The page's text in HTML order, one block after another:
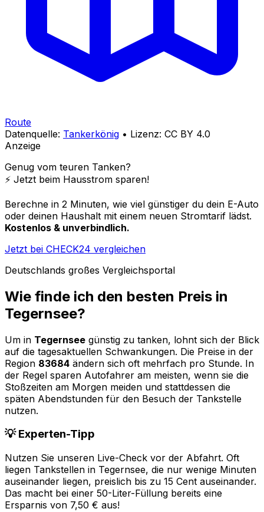
Route
Datenquelle: Tankerkönig • Lizenz: CC BY 4.0
Anzeige
Genug vom teuren Tanken?
⚡️ Jetzt beim Hausstrom sparen!
Berechne in 2 Minuten, wie viel günstiger du dein E-Auto
oder deinen Haushalt mit einem neuen Stromtarif lädst.
Kostenlos & unverbindlich.
Jetzt bei CHECK24 vergleichen
Deutschlands großes Vergleichsportal
Wie finde ich den besten Preis in
Tegernsee?
Um in Tegernsee günstig zu tanken, lohnt sich der Blick
auf die tagesaktuellen Schwankungen. Die Preise in der
Region 83684 ändern sich oft mehrfach pro Stunde. In
der Regel sparen Autofahrer am meisten, wenn sie die
Stoßzeiten am Morgen meiden und stattdessen die
späten Abendstunden für den Besuch der Tankstelle
nutzen.
💡 Experten-Tipp
Nutzen Sie unseren Live-Check vor der Abfahrt. Oft
liegen Tankstellen in Tegernsee, die nur wenige Minuten
auseinander liegen, preislich bis zu 15 Cent auseinander.
Das macht bei einer 50-Liter-Füllung bereits eine
Ersparnis von 7,50 € aus!